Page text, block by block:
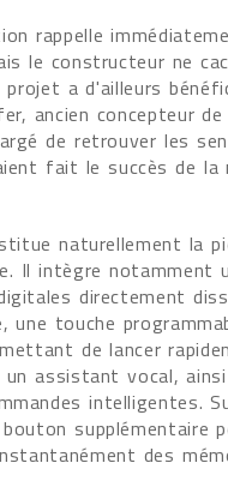
rappelle
le constructeur ne
a d'ailleurs
ancien concepteur
de retrouver les
fait le succès de la
naturellement la
Il intègre notamment
directement
une touche
de lancer
assistant vocal,
intelligentes.
supplémentaire
des